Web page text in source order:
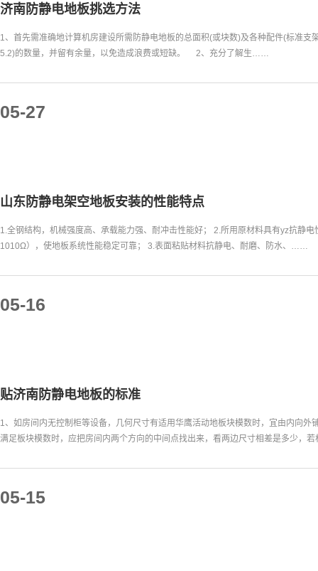
济南防静电地板挑选方法
1、首先需准确地计算机房建设所需防静电地板的总面积(或块数)及各种配件(标准
5.2)的数量，并留有余量，以免造成浪费或短缺。 2、充分了解生……
05-27
山东防静电架空地板安装的性能特点
1.全钢结构，机械强度高、承载能力强、耐冲击性能好； 2.所用原材料具有yz抗静
1010Ω），使地板系统性能稳定可靠； 3.表面粘贴材料抗静电、耐磨、防水、……
05-16
贴济南防静电地板的标准
1、如房间内无控制柜等设备，几何尺寸有适用华鹰活动地板块模数时，宜由内向外
满足板块模数时，应把房间内两个方向的中间点找出来，看两边尺寸相差是多少，
05-15